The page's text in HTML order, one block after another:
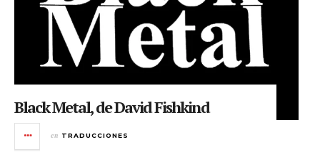
Black Metal, de David Fishkind
en TRADUCCIONES